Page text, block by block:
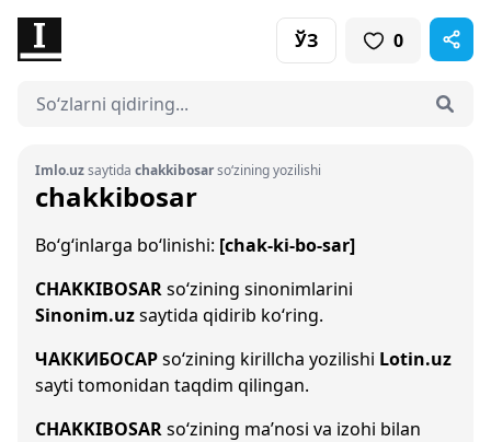
ЎЗ 0
Imlo.uzsaytida chakkibosarso‘zining yozilishi
chakkibosar
Bo‘g‘inlarga bo‘linishi: [chak-ki-bo-sar]
CHAKKIBOSARso‘zining sinonimlarini
Sinonim.uzsaytida qidirib ko‘ring.
ЧАККИБОСАРso‘zining kirillcha yozilishi Lotin.uz
sayti tomonidan taqdim qilingan.
CHAKKIBOSARso‘zining ma’nosi va izohi bilan